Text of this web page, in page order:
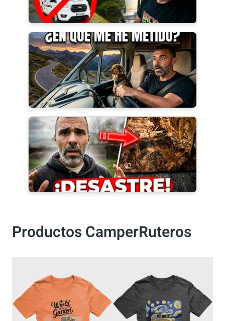
Productos CamperRuteros